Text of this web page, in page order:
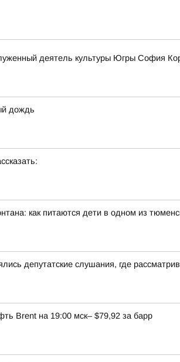
деятель культуры Югры София
дождь
как питаются дети в одном из
депутатские слушания, где
Brent на 19:00 мск– $79,92 за барр